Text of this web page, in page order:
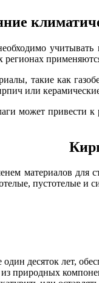
регионах
такие как
или
может привести
материалов для
пустотелые и
десяток лет,
из природных